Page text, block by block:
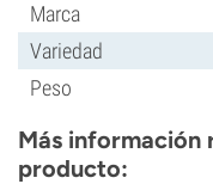
Marca
Variedad
Peso
Más información
producto: